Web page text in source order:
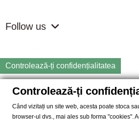
Follow us
Controlează-ți confidențialitatea
Copyright
2026 samdistribution.ro -
SAM DISTRIBUTION S.R.L.- Cod fiscal:
Controlează-ți
Când vizitați un site web, acesta poate stoca
browser-ul dvs., mai ales sub forma "cookies".